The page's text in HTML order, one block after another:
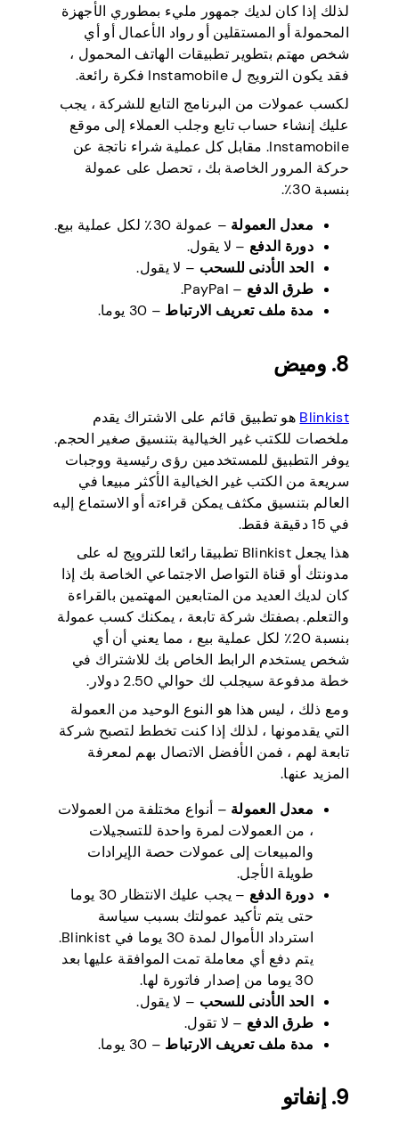
لذلك إذا كان لديك جمهور مليء بمطوري الأجهزة
المحمولة أو المستقلين أو رواد الأعمال أو أي
شخص مهتم بتطوير تطبيقات الهاتف المحمول ،
فقد يكون الترويج ل Instamobile فكرة رائعة.
لكسب عمولات من البرنامج التابع للشركة ، يجب
عليك إنشاء حساب تابع وجلب العملاء إلى موقع
Instamobile. مقابل كل عملية شراء ناتجة عن
حركة المرور الخاصة بك ، تحصل على عمولة
بنسبة 30٪.
معدل العمولة – عمولة 30٪ لكل عملية بيع.
دورة الدفع – لا يقول.
الحد الأدنى للسحب – لا يقول.
طرق الدفع – PayPal.
مدة ملف تعريف الارتباط – 30 يوما.
8. وميض
Blinkist هو تطبيق قائم على الاشتراك يقدم
ملخصات للكتب غير الخيالية بتنسيق صغير الحجم.
يوفر التطبيق للمستخدمين رؤى رئيسية ووجبات
سريعة من الكتب غير الخيالية الأكثر مبيعا في
العالم بتنسيق مكثف يمكن قراءته أو الاستماع إليه
في 15 دقيقة فقط.
هذا يجعل Blinkist تطبيقا رائعا للترويج له على
مدونتك أو قناة التواصل الاجتماعي الخاصة بك إذا
كان لديك العديد من المتابعين المهتمين بالقراءة
والتعلم. بصفتك شركة تابعة ، يمكنك كسب عمولة
بنسبة 20٪ لكل عملية بيع ، مما يعني أن أي
شخص يستخدم الرابط الخاص بك للاشتراك في
خطة مدفوعة سيجلب لك حوالي 2.50 دولار.
ومع ذلك ، ليس هذا هو النوع الوحيد من العمولة
التي يقدمونها ، لذلك إذا كنت تخطط لتصبح شركة
تابعة لهم ، فمن الأفضل الاتصال بهم لمعرفة
المزيد عنها.
معدل العمولة – أنواع مختلفة من العمولات
، من العمولات لمرة واحدة للتسجيلات
والمبيعات إلى عمولات حصة الإيرادات
طويلة الأجل.
دورة الدفع
– يجب عليك الانتظار 30 يوما
حتى يتم تأكيد عمولتك بسبب سياسة
استرداد الأموال لمدة 30 يوما في Blinkist.
يتم دفع أي معاملة تمت الموافقة عليها بعد
30 يوما من إصدار فاتورة لها.
الحد الأدنى للسحب – لا يقول.
طرق الدفع – لا تقول.
مدة ملف تعريف الارتباط – 30 يوما.
9. إنفاتو